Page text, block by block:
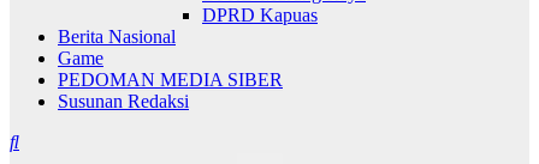
DPRD Kapuas
Berita Nasional
Game
PEDOMAN MEDIA SIBER
Susunan Redaksi